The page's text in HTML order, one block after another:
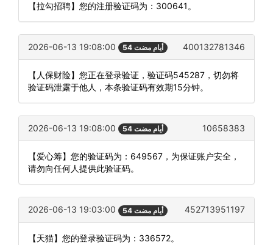
【拉勾招聘】您的注册验证码为：300641。
2026-06-13 19:08:00 54 أيام مضت 400132781346
【人保财险】您正在登录验证，验证码545287，切勿将
验证码泄露于他人，本条验证码有效期15分钟。
2026-06-13 19:08:00 54 أيام مضت 10658383
【爱心筹】您的验证码为：649567，为保证账户安全，
请勿向任何人提供此验证码。
2026-06-13 19:03:00 54 أيام مضت 452713951197
【天猫】您的登录验证码为：336572。